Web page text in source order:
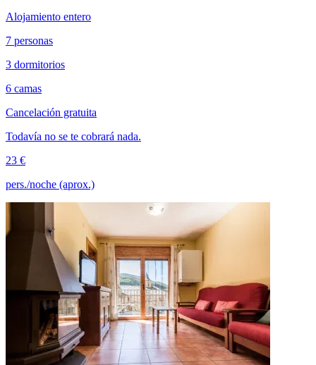
Alojamiento entero
7 personas
3 dormitorios
6 camas
Cancelación gratuita
Todavía no se te cobrará nada.
23 €
pers./noche (aprox.)